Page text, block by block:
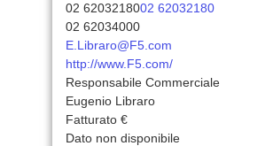
02 6203218002 62032180
02 62034000
E.Libraro@F5.com
http://www.F5.com/
Responsabile Commerciale
Eugenio Libraro
Fatturato €
Dato non disponibile